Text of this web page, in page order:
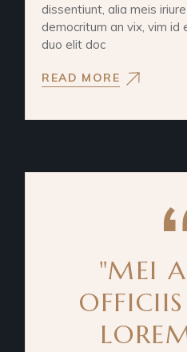
dissentiunt, alia meis
democritum an vix, vim id
duo elit doc
READ MORE
"MEI